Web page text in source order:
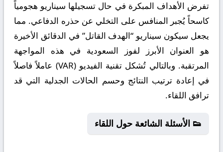
تفرض الأهداف المبكرة في حال تسجيلها سيناريو هجومياً
كاسحاً يُجبر المنافس على التخلي عن حذره الدفاعي. مما
يجعل سيكون سيناريو “الهدف القاتل” في الدقائق الأخيرة
هو العنوان الأبرز لفوز السعودية في هذه المواجهة
المرتقبة. وبالتالي تُشكل تقنية الفيديو (VAR) عاملاً فاصلاً
في إعادة ترتيب النتائج وحسم الحالات الجدلية التي قد
ترافق اللقاء.
👟 الأسئلة الشائعة حول اللقاء